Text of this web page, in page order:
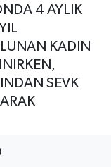
4 AYLIK
KADIN
SEVK